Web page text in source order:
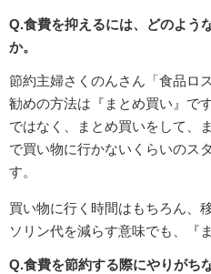
Q.食費を抑えるには、どのよう
か。
節約主婦さくのんさん「食品ロ
勧めの方法は『まとめ買い』で
ではなく、まとめ買いをして、
で買い物に行かないくらいのス
す。
買い物に行く時間はもちろん、
ソリン代を減らす意味でも、『
Q.食費を節約する際にやりがち